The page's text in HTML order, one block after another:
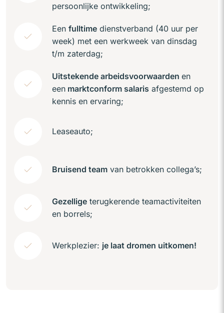
persoonlijke ontwikkeling;
Een fulltime dienstverband (40 uur per
week) met een werkweek van dinsdag
t/m zaterdag;
Uitstekende arbeidsvoorwaarden en
een marktconform salaris afgestemd op
kennis en ervaring;
Leaseauto;
Bruisend team van betrokken collega’s;
Gezellige terugkerende teamactiviteiten
en borrels;
Werkplezier: je laat dromen uitkomen!